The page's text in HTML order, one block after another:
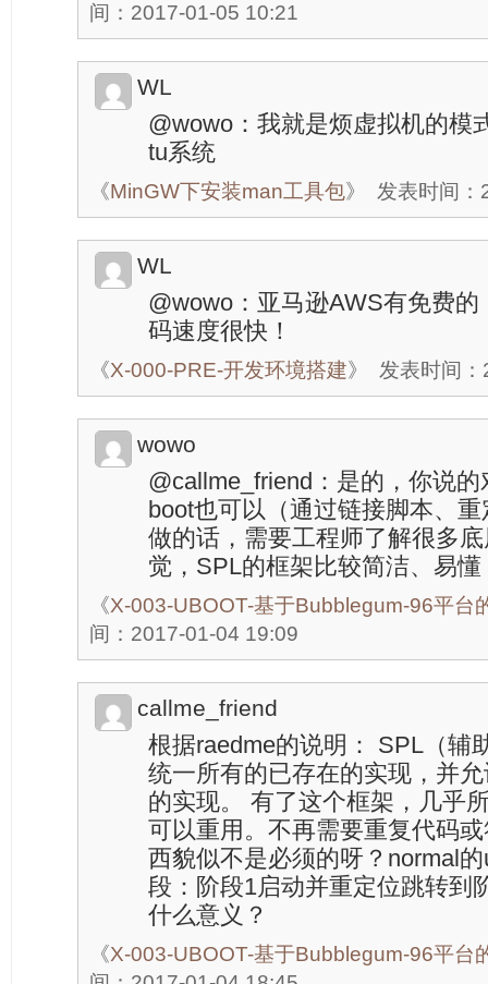
间：2017-01-05 10:21
WL
@wowo：我就是烦虚拟机的模
tu系统
《MinGW下安装man工具包》 发表时间
WL
@wowo：亚马逊AWS有免费
码速度很快！
《X-000-PRE-开发环境搭建》 发表时间
wowo
@callme_friend：是的，你说
boot也可以（通过链接脚本、
做的话，需要工程师了解很多
觉，SPL的框架比较简洁、易
《X-003-UBOOT-基于Bubblegum-96平台
间：2017-01-04 19:09
callme_friend
根据raedme的说明： SPL（辅
统一所有的已存在的实现，并
的实现。 有了这个框架，几乎
可以重用。不再需要重复代码
西貌似不是必须的呀？normal
段：阶段1启动并重定位跳转到
什么意义？
《X-003-UBOOT-基于Bubblegum-96平台